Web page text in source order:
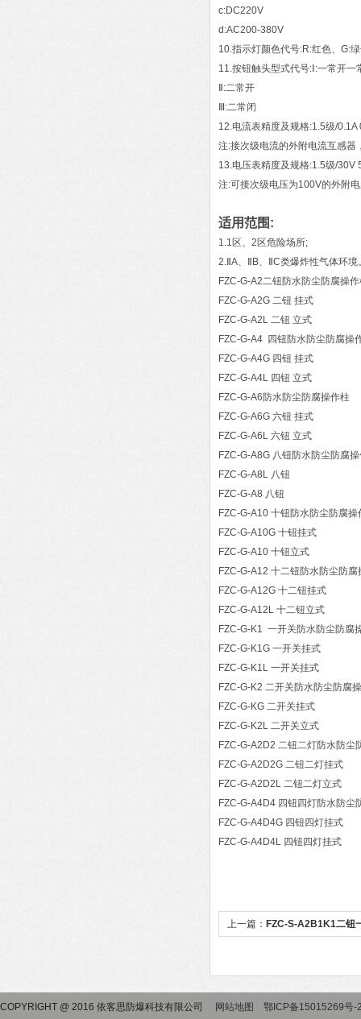
c:DC220V
d:AC200-380V
10.指示灯颜色代号:R:红色、G:
11.按钮触头型式代号:Ⅰ:一常开一
Ⅱ:二常开
Ⅲ:二常闭
12.电流表精度及规格:1.5级/0.1A
注:接次级电流的外附电流互感
13.电压表精度及规格:1.5级/
注:可接次级电压为100V的外附
适用范围:
1.1区、2区危险场所;
2.ⅡA、ⅡB、ⅡC类爆炸性气体环境
FZC-G-A2二钮防水防尘防腐操
FZC-G-A2G 二钮 挂式
FZC-G-A2L 二钮 立式
FZC-G-A4 四钮防水防尘防腐操
FZC-G-A4G 四钮 挂式
FZC-G-A4L 四钮 立式
FZC-G-A6防水防尘防腐操作柱
FZC-G-A6G 六钮 挂式
FZC-G-A6L 六钮 立式
FZC-G-A8G 八钮防水防尘防腐
FZC-G-A8L 八钮
FZC-G-A8 八钮
FZC-G-A10 十钮防水防尘防腐操
FZC-G-A10G 十钮挂式
FZC-G-A10 十钮立式
FZC-G-A12 十二钮防水防尘防腐
FZC-G-A12G 十二钮挂式
FZC-G-A12L 十二钮立式
FZC-G-K1 一开关防水防尘防腐
FZC-G-K1G 一开关挂式
FZC-G-K1L 一开关挂式
FZC-G-K2 二开关防水防尘防腐
FZC-G-KG 二开关挂式
FZC-G-K2L 二开关立式
FZC-G-A2D2 二钮二灯防水防尘
FZC-G-A2D2G 二钮二灯挂式
FZC-G-A2D2L 二钮二灯立式
FZC-G-A4D4 四钮四灯防水防尘
FZC-G-A4D4G 四钮四灯挂式
FZC-G-A4D4L 四钮四灯挂式
上一篇： FZC-S-A2B1K1二钮
COPYRIGHT @ 2016 依客思防爆科技有限公司 网站地图 鄂ICP备15015269号-